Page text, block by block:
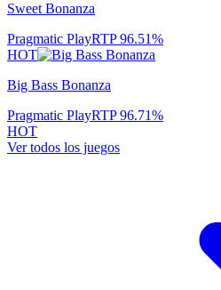
Sweet Bonanza
Pragmatic PlayRTP96.51%
HOT
Big Bass Bonanza
Pragmatic PlayRTP96.71%
HOT
Ver todos los juegos